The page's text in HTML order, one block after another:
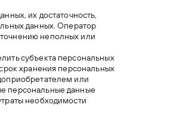
их достаточность,
данных. Оператор
неполных или
субъекта персональных
хранения персональных
или
персональные данные
необходимости